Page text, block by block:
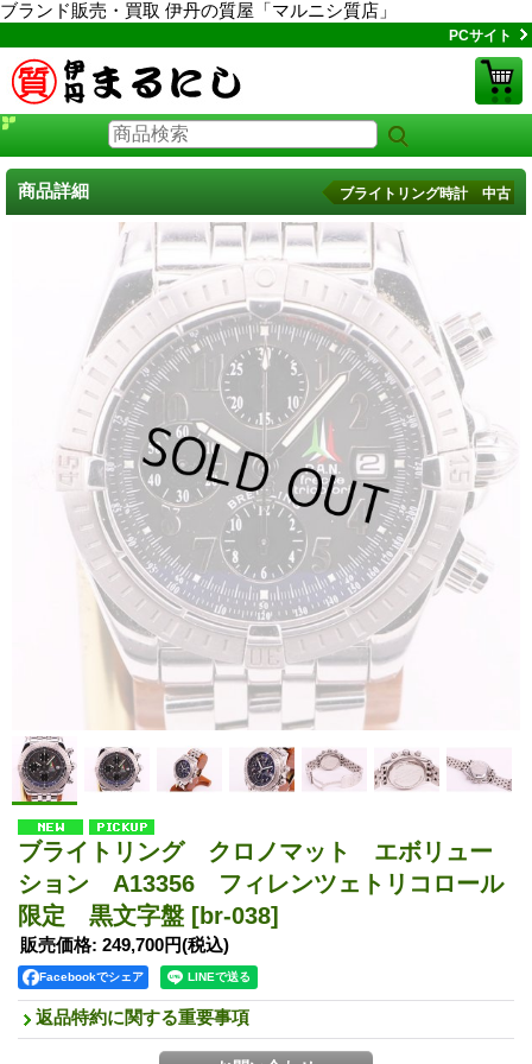
ブランド販売・買取 伊丹の質屋「マルニシ質店」
PCサイト
商品詳細 ブライトリング時計 中古
ブライトリング クロノマット エボリュー
ション A13356 フィレンツェトリコロール
限定 黒文字盤 [br-038]
販売価格: 249,700円(税込)
Facebookでシェア
返品特約に関する重要事項